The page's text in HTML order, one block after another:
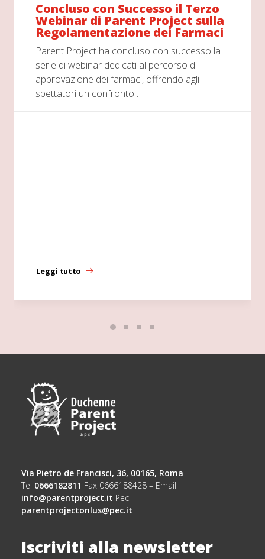
Concluso con Successo il Terzo
Webinar di Parent Project sulla
Regolamentazione dei Farmaci
Parent Project ha concluso con successo la
serie di webinar dedicati al percorso di
approvazione dei farmaci, offrendo agli
spettatori un confronto…
Leggi tutto
Via Pietro de Francisci, 36, 00165, Roma –
Tel 0666182811 Fax 0666188428 – Email
info@parentproject.it Pec
parentprojectonlus@pec.it
Iscriviti alla newsletter